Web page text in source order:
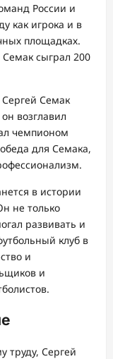
России и
как игрока и в
площадках.
сыграл 200
Семак
возглавил
чемпионом
для Семака,
в истории
не только
развивать и
клуб в
и
и
труду, Сергей